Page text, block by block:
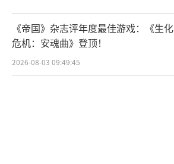
《帝国》杂志评年度最佳游戏：《生化
危机：安魂曲》登顶！
2026-08-03 09:49:45